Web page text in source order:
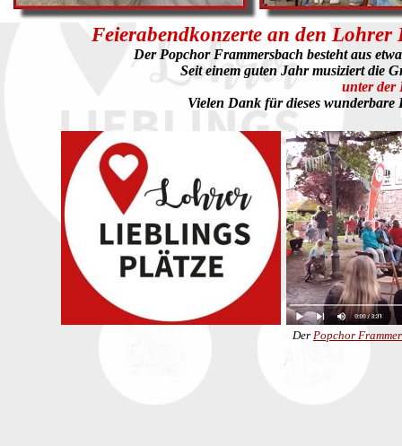
Feierabendkonzerte an den
Der Popchor Frammersbach besteht aus
Seit einem guten Jahr musiziert die
unter der
Vielen Dank für dieses wunderbare
Der Popchor